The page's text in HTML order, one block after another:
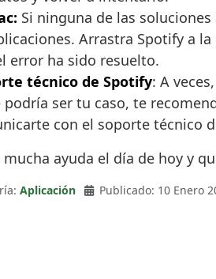
Si ninguna de las
Arrastra Spotify a
error ha sido resuelto.
técnico de Spotify: A
ser tu caso, te
con el soporte técnico
mucha ayuda el día de hoy y
Aplicación Publicado: 10 Enero